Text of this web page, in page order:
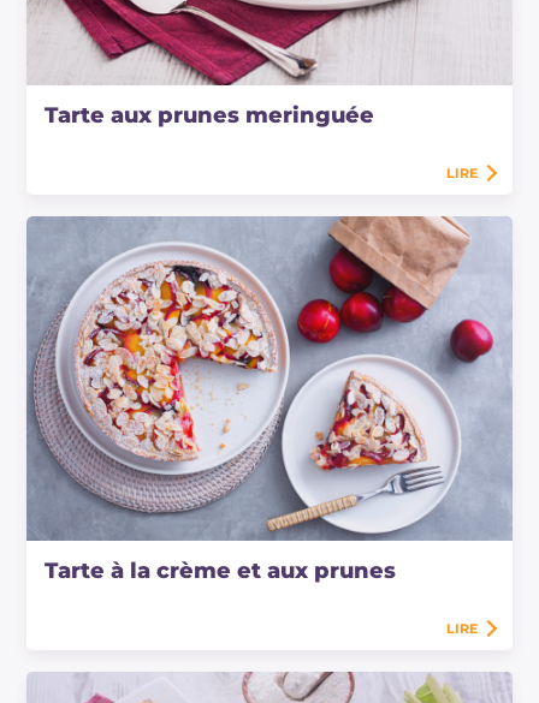
Tarte aux prunes meringuée
LIRE
Tarte à la crème et aux prunes
LIRE